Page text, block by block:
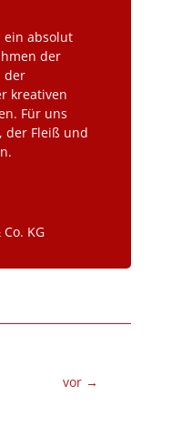
ein absolut
der
der
kreativen
Für uns
der Fleiß und
KG
vor →